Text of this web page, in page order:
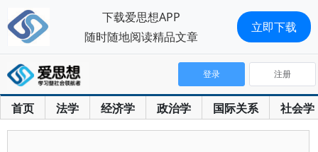
首页 法学 经济学 政治学 国际关系 社会学
登录 注册
下载爱思想APP
随时随地阅读精品文章
立即下载